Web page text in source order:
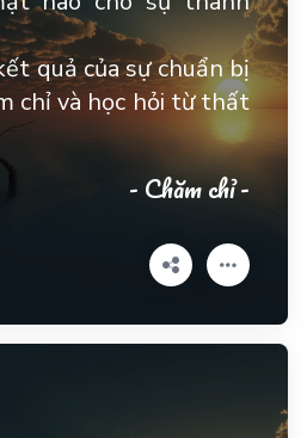
quả của sự chuẩn bị
chỉ và học hỏi từ thất
- Chăm chỉ -